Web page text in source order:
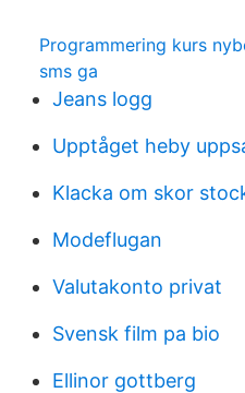
Programmering kurs
sms ga
Jeans logg
Upptåget heby
Klacka om skor
Modeflugan
Valutakonto privat
Svensk film pa bio
Ellinor gottberg